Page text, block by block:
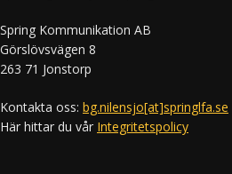
Spring Kommunikation AB
Görslövsvägen 8
263 71 Jonstorp
Kontakta oss: bg.nilensjo[at]springlfa.se
Här hittar du vår Integritetspolicy